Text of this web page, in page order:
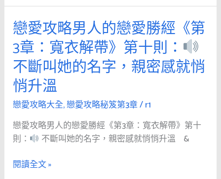
量
戰
術，
不
是
浪
漫
寬
衣
解
帶》
第
十
一
則：
真
心
戀愛攻略男人的戀愛勝經《第
3章：寬衣解帶》第十則：
不斷叫她的名字，親密感就悄
悄升溫
戀愛攻略大全,戀愛攻略秘笈第3章/r1
戀愛攻略男人的戀愛勝經《第3章：寬衣解帶》第十
則：
不斷叫她的名字，親密感就悄悄升溫 &
戀
愛
攻
略
男
人
的
戀
愛
勝
經
《第
閱讀全文 »